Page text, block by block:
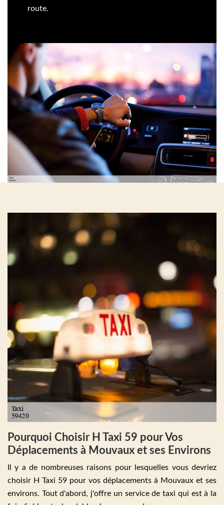
route.
Pourquoi Choisir H Taxi 59 pour Vos
Déplacements à Mouvaux et ses Environs
Il y a de nombreuses raisons pour lesquelles vous devriez
choisir H Taxi 59 pour vos déplacements à Mouvaux et ses
environs. Tout d'abord, j'offre un service de taxi qui est à la